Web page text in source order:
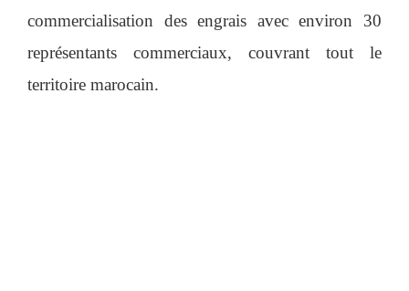
commercialisation des engrais avec environ 30
représentants commerciaux, couvrant tout le
territoire marocain.